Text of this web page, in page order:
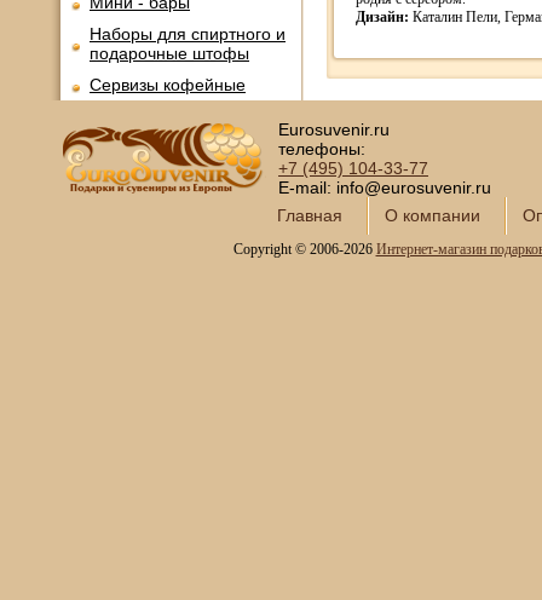
Наборы для спиртного и
подарочные штофы
Сервизы кофейные
Сундуки ручной работы
Статуэтки и скульптуры
Часы интерьерные
Дизайн: Каталин Пели,
Eurosuvenir.ru
телефоны:
+7 (495) 104-33-77
E-mail: info@eurosuvenir.ru
Главная
О компании
Copyright © 2006-2026 Интернет-магазин